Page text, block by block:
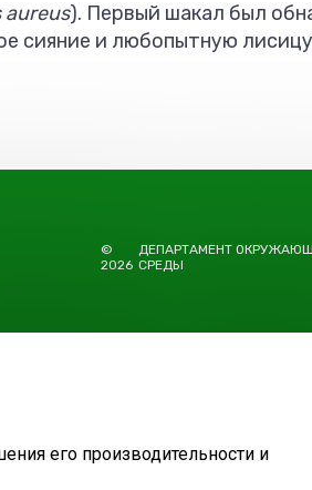
aureus). Первый шакал был
сияние и любопытную
©
2026
ДЕПАРТАМЕНТ
СРЕДЫ
его производительности и